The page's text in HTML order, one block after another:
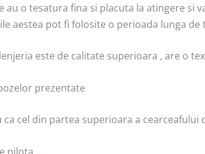
au o tesatura fina si placuta la atingere
aestea pot fi folosite o perioada lunga
este de calitate superioara , are o
prezentate
cel din partea superioara a cearceafului